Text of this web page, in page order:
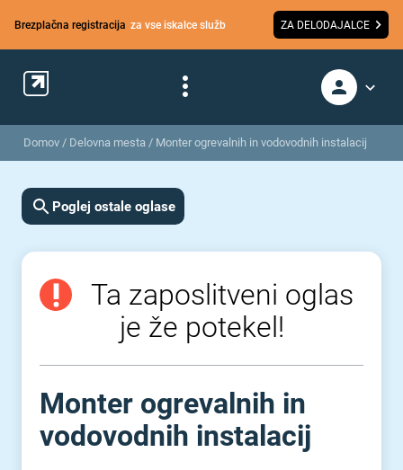
Brezplačna registracija za vse iskalce služb ZA DELODAJALCE
Domov / Delovna mesta / Monter ogrevalnih in vodovodnih instalacij
Poglej ostale oglase
Ta zaposlitveni oglas
je že potekel!
Monter ogrevalnih in
vodovodnih instalacij